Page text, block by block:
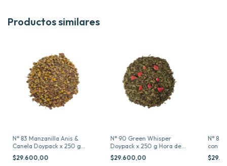
Productos similares
N° 83 Manzanilla Anis &
Canela Doypack x 250 g
Hora de Blendear
$29.600,00
N° 90 Green Whisper
Doypack x 250 g Hora de
Blendear
$29.600,00
N° 82
con
Hora